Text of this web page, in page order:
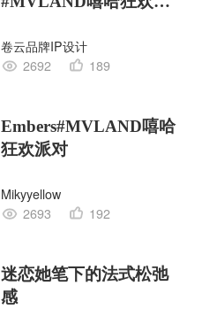
卷云品牌IP设计
2692
189
Embers#MVLAND嘻哈
狂欢派对
Mikyyellow
2693
192
迷恋她笔下的法式松弛
感